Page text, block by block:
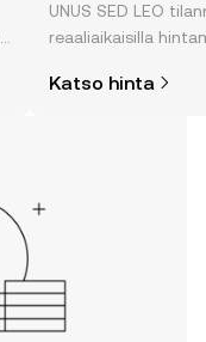
UNUS SED LEO
reaaliaikaisilla
monen muun
Katso hinta